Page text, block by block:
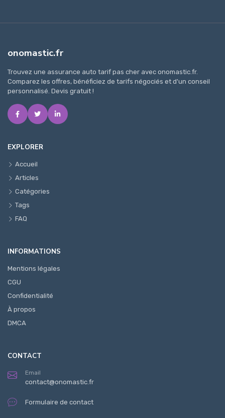
onomastic.fr
Trouvez une assurance auto tarif pas cher avec onomastic.fr.
Comparez les offres, bénéficiez de tarifs négociés et d'un conseil
personnalisé. Devis gratuit !
EXPLORER
Accueil
Articles
Catégories
Tags
FAQ
INFORMATIONS
Mentions légales
CGU
Confidentialité
À propos
DMCA
CONTACT
Email
contact@onomastic.fr
Formulaire de contact